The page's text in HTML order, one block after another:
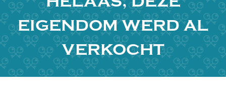
EIGENDOM WERD AL
VERKOCHT